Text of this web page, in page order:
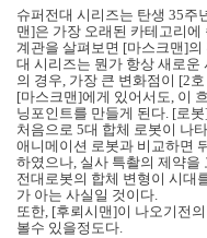
슈퍼전대 시리즈는 탄생 35주
맨]은 가장 오래된 카테고리
계관을 살펴보면 [마스크맨]
대 시리즈는 뭔가 항상 새로
의 경우, 가장 큰 변화점이 [2
[마스크맨]에게 있어서도, 이
닝포인트를 만들게 된다. [로
처음으로 5대 합체 로봇이 나
애니메이션 로봇과 비교하면
하였으나, 실사 특촬의 제약
전대로봇의 합체 변형이 시대
가 아는 사실일 것이다.
또한, [후뢰시맨]이 나오기전
볼수 있을정도다.